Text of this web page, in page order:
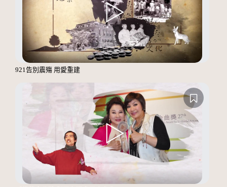
921告別震殤 用愛重建